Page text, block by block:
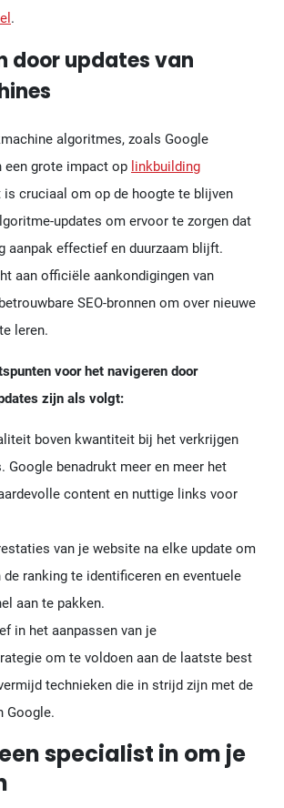
.
door updates van
algoritmes, zoals Google
een grote impact op linkbuilding
is cruciaal om op de hoogte te blijven
updates om ervoor te zorgen dat
aanpak effectief en duurzaam blijft.
aan officiële aankondigingen van
SEO-bronnen om over nieuwe
leren.
voor het navigeren door
zijn als volgt:
boven kwantiteit bij het verkrijgen
Google benadrukt meer en meer het
content en nuttige links voor
van je website na elke update om
ranking te identificeren en eventuele
aan te pakken.
in het aanpassen van je
om te voldoen aan de laatste best
technieken die in strijd zijn met de
Google.
specialist in om je